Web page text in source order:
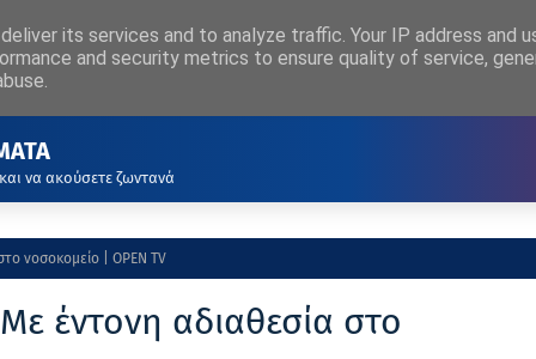
ΑΚΟΥΣΤΕ ΖΩΝΤΑΝΑ
να ακούσετε ζωντανά
νοσοκομείο | OPEN TV
έντονη αδιαθεσία στο
its services and to analyze traffic. Your IP address and
and security metrics to ensure quality of service,